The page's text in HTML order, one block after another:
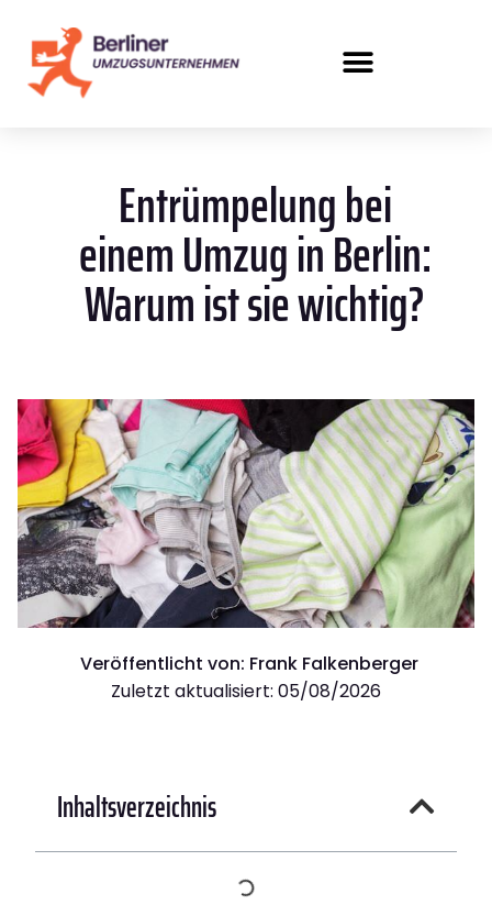
Entrümpelung bei
einem Umzug in Berlin:
Warum ist sie wichtig?
Veröffentlicht von: Frank Falkenberger
Zuletzt aktualisiert: 05/08/2026
Inhaltsverzeichnis